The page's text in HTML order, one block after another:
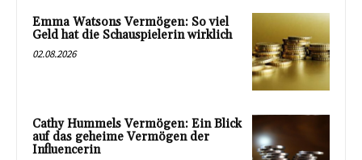
Emma Watsons Vermögen: So viel
Geld hat die Schauspielerin wirklich
02.08.2026
Cathy Hummels Vermögen: Ein Blick
auf das geheime Vermögen der
Influencerin